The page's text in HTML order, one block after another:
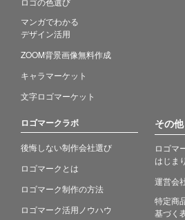
マンガでわかる
デザイン活用
ZOOM背景画像無料作成
キャラマーケット
文字ロゴマーケット
ロゴマークラボ
後悔しない制作会社選び
ロゴマークとは
ロゴマーク制作の方法
ロゴマーク活用ノウハウ
その他
ロゴマ
はじまり
運営会
特定商
基づく